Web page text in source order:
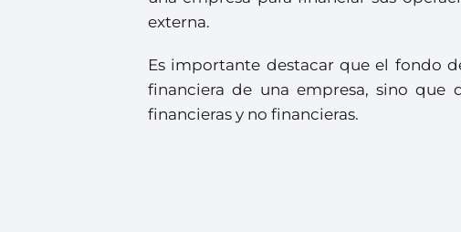
externa.
Es importante destacar que el fondo
financiera de una empresa, sino que
financieras y no financieras.